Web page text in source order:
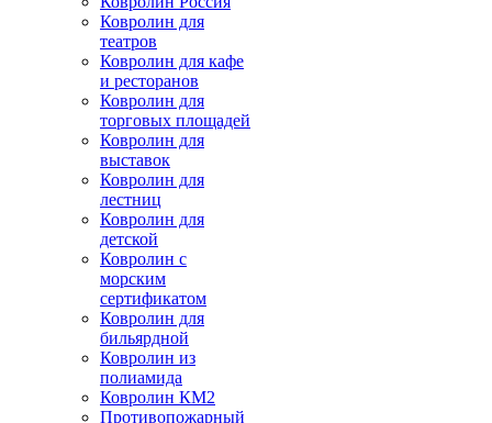
Ковролин для
театров
Ковролин для кафе
и ресторанов
Ковролин для
торговых площадей
Ковролин для
выставок
Ковролин для
лестниц
Ковролин для
детской
Ковролин с
морским
сертификатом
Ковролин для
бильярдной
Ковролин из
полиамида
Ковролин КМ2
Противопожарный